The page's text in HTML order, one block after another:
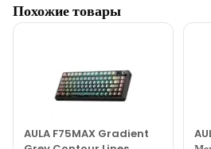
AULA F75 Thunder Black
Купить в Баку у официального
AULA F75 Thunder Black
Покупайте товары Aula в Баку от
Похожие товары
AULA F75MAX Gradient